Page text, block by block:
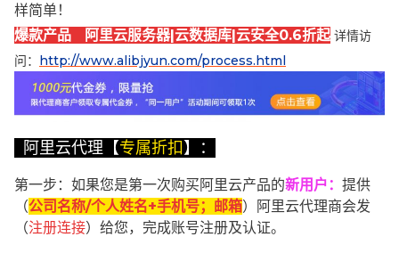
样简单！
爆款产品 阿里云服务器|云数据库|云安全0.6折起 详情访
问： http://www.alibjyun.com/process.html
阿里云代理【专属折扣】：
第一步：如果您是第一次购买阿里云产品的新用户 ： 提供
（公司名称/个人姓名+手机号；邮箱）阿里云代理商会发
（注册连接）给您，完成账号注册及认证。